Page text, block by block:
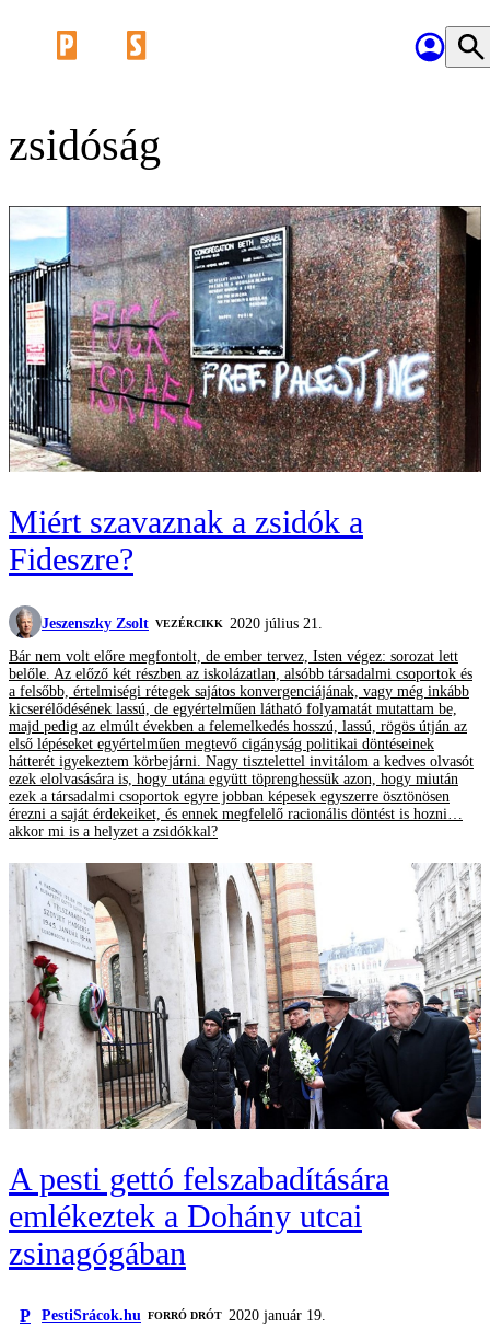
zsidóság
Miért szavaznak a zsidók a
Fideszre?
Jeszenszky Zsolt VEZÉRCIKK 2020 július 21.
Bár nem volt előre megfontolt, de ember tervez, Isten végez: sorozat lett
belőle. Az előző két részben az iskolázatlan, alsóbb társadalmi csoportok és
a felsőbb, értelmiségi rétegek sajátos konvergenciájának, vagy még inkább
kicserélődésének lassú, de egyértelműen látható folyamatát mutattam be,
majd pedig az elmúlt években a felemelkedés hosszú, lassú, rögös útján az
első lépéseket egyértelműen megtevő cigányság politikai döntéseinek
hátterét igyekeztem körbejárni. Nagy tisztelettel invitálom a kedves olvasót
ezek elolvasására is, hogy utána együtt töprenghessük azon, hogy miután
ezek a társadalmi csoportok egyre jobban képesek egyszerre ösztönösen
érezni a saját érdekeiket, és ennek megfelelő racionális döntést is hozni…
akkor mi is a helyzet a zsidókkal?
A pesti gettó felszabadítására
emlékeztek a Dohány utcai
zsinagógában
P PestiSrácok.hu FORRÓ DRÓT 2020 január 19.